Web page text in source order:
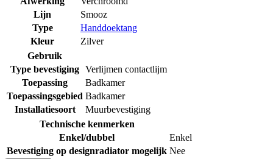
Lijn
Smooz
Type
Handdoektang
Kleur
Zilver
Gebruik
Type bevestiging Verlijmen contactlijm
Toepassing
Badkamer
Toepassingsgebied Badkamer
Installatiesoort
Muurbevestiging
Technische kenmerken
Enkel/dubbel
Enkel
Bevestiging op designradiator mogelijk Nee